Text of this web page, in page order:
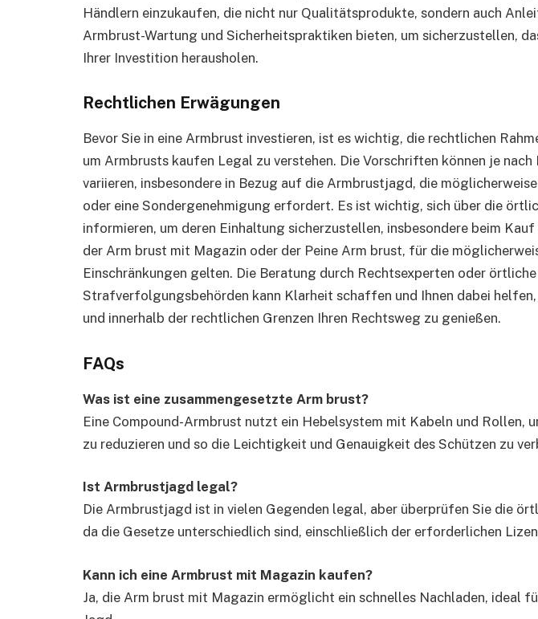
Händlern einzukaufen, die nicht nur Qualitätsprodukte, sondern auch
Armbrust-Wartung und Sicherheitspraktiken bieten, um sicherzustellen,
Ihrer Investition herausholen.
Rechtlichen Erwägungen
Bevor Sie in eine Armbrust investieren, ist es wichtig, die rechtlichen
um Armbrusts kaufen Legal zu verstehen. Die Vorschriften können je nach
variieren, insbesondere in Bezug auf die Armbrustjagd, die
oder eine Sondergenehmigung erfordert. Es ist wichtig, sich über die
informieren, um deren Einhaltung sicherzustellen, insbesondere beim
der Arm brust mit Magazin oder der Peine Arm brust, für die
Einschränkungen gelten. Die Beratung durch Rechtsexperten oder örtliche
Strafverfolgungsbehörden kann Klarheit schaffen und Ihnen dabei
und innerhalb der rechtlichen Grenzen Ihren Rechtsweg zu genießen.
FAQs
Was ist eine zusammengesetzte Arm brust?
Eine Compound-Armbrust nutzt ein Hebelsystem mit Kabeln und Rollen,
zu reduzieren und so die Leichtigkeit und Genauigkeit des Schützen zu
Ist Armbrustjagd legal?
Die Armbrustjagd ist in vielen Gegenden legal, aber überprüfen Sie die
da die Gesetze unterschiedlich sind, einschließlich der erforderlichen
Kann ich eine Armbrust mit Magazin kaufen?
Ja, die Arm brust mit Magazin ermöglicht ein schnelles Nachladen, ideal